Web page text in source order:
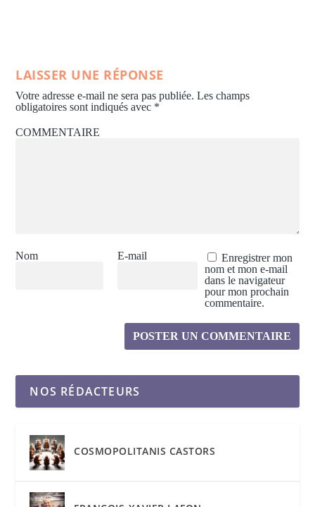
LAISSER UNE RÉPONSE
Votre adresse e-mail ne sera pas publiée. Les champs
obligatoires sont indiqués avec *
COMMENTAIRE
Nom E-mail
Enregistrer mon
nom et mon e-mail
dans le navigateur
pour mon prochain
commentaire.
NOS RÉDACTEURS
COSMOPOLITANIS CASTORS